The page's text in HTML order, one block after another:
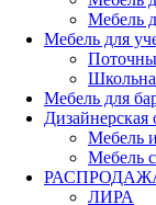
Мебель
Мебель для
Мебель для
Дизайнерская
Мебель
Мебель
ЛИРА